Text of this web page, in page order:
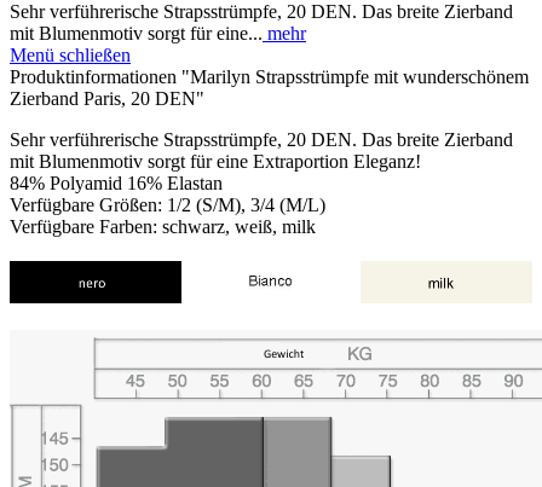
Sehr verführerische Strapsstrümpfe, 20 DEN. Das breite Zierband
mit Blumenmotiv sorgt für eine... mehr
Menü schließen
Produktinformationen "Marilyn Strapsstrümpfe mit wunderschönem
Zierband Paris, 20 DEN"
Sehr verführerische Strapsstrümpfe, 20 DEN. Das breite Zierband
mit Blumenmotiv sorgt für eine Extraportion Eleganz!
84% Polyamid 16% Elastan
Verfügbare Größen: 1/2 (S/M), 3/4 (M/L)
Verfügbare Farben: schwarz, weiß, milk